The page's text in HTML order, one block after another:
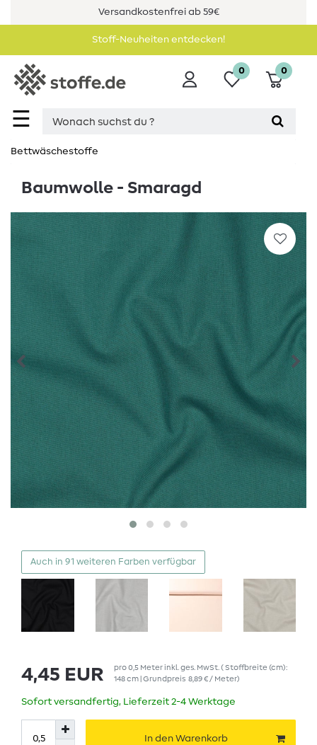
Versandkostenfrei ab 59€
Stoff-Neuheiten entdecken!
☰
0 0
Bettwäschestoffe
Baumwolle - Smaragd
Auch in 91 weiteren Farben verfügbar
4,45 EUR pro0,5 Meterinkl. ges. MwSt. ( Stoffbreite (cm):
148 cm | Grundpreis 8,89 € / Meter)
Sofort versandfertig, Lieferzeit 2-4 Werktage
In den Warenkorb